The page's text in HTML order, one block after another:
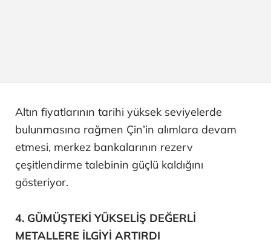
Altın fiyatlarının tarihi yüksek seviyelerde
bulunmasına rağmen Çin’in alımlara devam
etmesi, merkez bankalarının rezerv
çeşitlendirme talebinin güçlü kaldığını
gösteriyor.
4. GÜMÜŞTEKİ YÜKSELİŞ DEĞERLİ
METALLERE İLGİYİ ARTIRDI